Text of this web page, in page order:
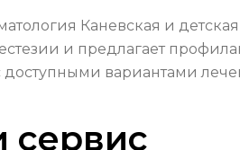
Каневская и
и предлагает
доступными вариантами
сервис